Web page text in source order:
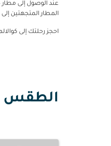
المطار المتجهتين
احجز رحلتك إلى
الطقس